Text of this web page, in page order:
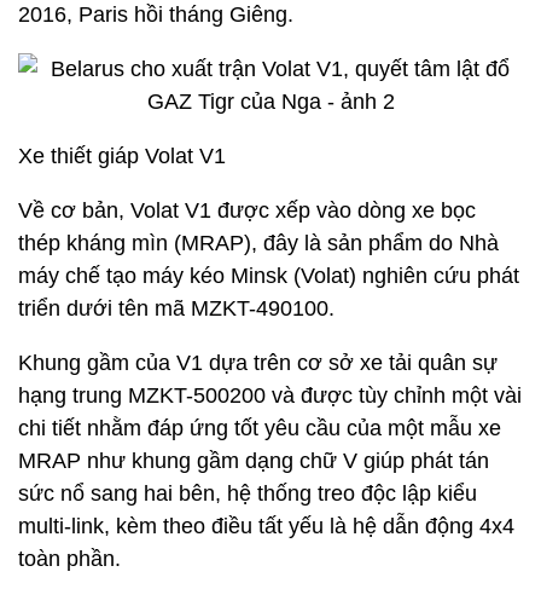
2016, Paris hồi tháng Giêng.
Xe thiết giáp Volat V1
Về cơ bản, Volat V1 được xếp vào dòng xe bọc
thép kháng mìn (MRAP), đây là sản phẩm do Nhà
máy chế tạo máy kéo Minsk (Volat) nghiên cứu phát
triển dưới tên mã MZKT-490100.
Khung gầm của V1 dựa trên cơ sở xe tải quân sự
hạng trung MZKT-500200 và được tùy chỉnh một vài
chi tiết nhằm đáp ứng tốt yêu cầu của một mẫu xe
MRAP như khung gầm dạng chữ V giúp phát tán
sức nổ sang hai bên, hệ thống treo độc lập kiểu
multi-link, kèm theo điều tất yếu là hệ dẫn động 4x4
toàn phần.